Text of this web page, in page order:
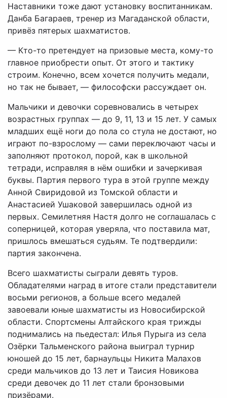
Наставники тоже дают установку воспитанникам.
Данба Багараев, тренер из Магаданской области,
привёз пятерых шахматистов.
— Кто-то претендует на призовые места, кому-то
главное приобрести опыт. От этого и тактику
строим. Конечно, всем хочется получить медали,
но так не бывает, — философски рассуждает он.
Мальчики и девочки соревновались в четырех
возрастных группах — до 9, 11, 13 и 15 лет. У самых
младших ещё ноги до пола со стула не достают, но
играют по-взрослому — сами переключают часы и
заполняют протокол, порой, как в школьной
тетради, исправляя в нём ошибки и зачеркивая
буквы. Партия первого тура в этой группе между
Анной Свиридовой из Томской области и
Анастасией Ушаковой завершилась одной из
первых. Семилетняя Настя долго не соглашалась с
соперницей, которая уверяла, что поставила мат,
пришлось вмешаться судьям. Те подтвердили:
партия закончена.
Всего шахматисты сыграли девять туров.
Обладателями наград в итоге стали представители
восьми регионов, а больше всего медалей
завоевали юные шахматисты из Новосибирской
области. Спортсмены Алтайского края трижды
поднимались на пьедестал: Илья Пурыга из села
Озёрки Тальменского района выиграл турнир
юношей до 15 лет, барнаульцы Никита Малахов
среди мальчиков до 13 лет и Таисия Новикова
среди девочек до 11 лет стали бронзовыми
призёрами.